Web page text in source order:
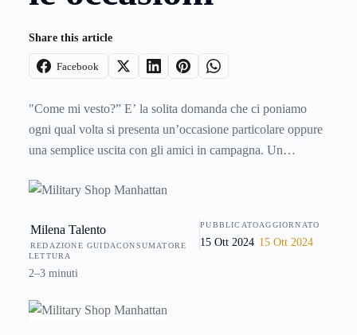
Share this article
Facebook
"Come mi vesto?” E’ la solita domanda che ci poniamo
ogni qual volta si presenta un’occasione particolare oppure
una semplice uscita con gli amici in campagna. Un
nostro “modo” di essere, ci fa sentire a proprio agio in ogni
Milena Talento
REDAZIONE GUIDACONSUMATORE
PUBBLICATO
15 Ott 2024
AGGIORNATO
15 Ott 2024
LETTURA
2–3 minuti